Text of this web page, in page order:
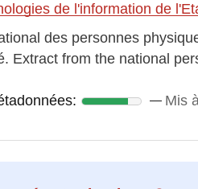
de l'information de
des personnes
Extract from the national
Mis